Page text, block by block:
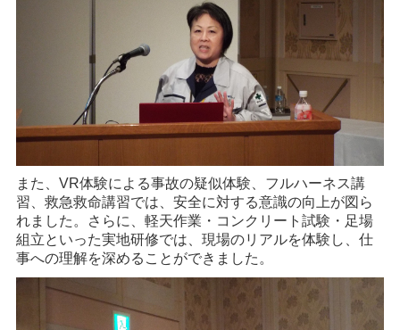
また、VR体験による事故の疑似体験、フルハーネス講
習、救急救命講習では、安全に対する意識の向上が図ら
れました。さらに、軽天作業・コンクリート試験・足場
組立といった実地研修では、現場のリアルを体験し、仕
事への理解を深めることができました。